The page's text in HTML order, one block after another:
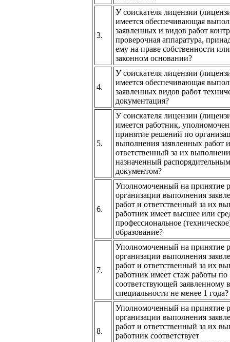
3.
У соискателя лицензии
имеется обеспечивающая
заявленных и видов работ
проверочная аппаратура,
ему на праве собственности
законном основании?
4.
У соискателя лицензии
имеется обеспечивающая
заявленных видов работ
документация?
5.
У соискателя лицензии
имеется работник,
принятие решений по
выполнения заявленных работ и
ответственный за их
назначенный распорядительным
документом?
6.
Уполномоченный на принятие
организации выполнения
работ и ответственный за их
работник имеет высшее или
профессиональное
образование?
7.
Уполномоченный на принятие
организации выполнения
работ и ответственный за их
работник имеет стаж работы по
соответствующей заявленному
специальности не менее 1 года?
8.
Уполномоченный на принятие
организации выполнения
работ и ответственный за их
работник соответствует